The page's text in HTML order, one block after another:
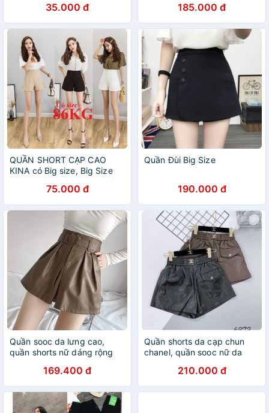
35.000 đ 185.000 đ
QUẦN SHORT CẠP CAO
KINA có Big size, Big Size
75.000 đ
Quần Đùi Big Size
190.000 đ
Quần sooc da lưng cao,
quần shorts nữ dáng rộng
169.400 đ
Quần shorts da cạp chun
chanel, quần sooc nữ da
210.000 đ